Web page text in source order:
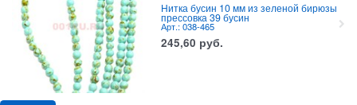
Нитка бусин 10 мм из зеленой бирюзы
прессовка 39 бусин
Арт.: 038-465
245,60 руб.